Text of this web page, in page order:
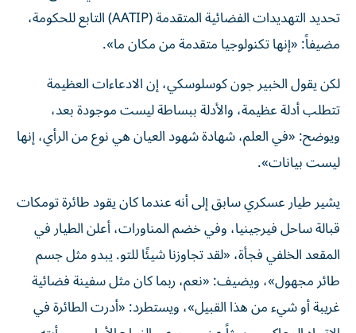
تحديد التهديدات الفضائية المتقدمة (AATIP) التابع للحكومة،
مضيفاً: «إنها تكنولوجيا متقدمة من مكان ما».
لكن يقول الخبير جون كوسلوسكي، إن الادعاءات العظيمة
تتطلب أدلة عظيمة، والأدلة ببساطة ليست موجودة بعد،
ويوضح: «في العلم، شهادة شهود العيان هي نوع من الرأي، إنها
ليست بيانات».
يشير طيار عسكري سابق إلى أنه عندما كان يقود طائرة تومكات
قبالة ساحل فيرجينيا، وفي خضم المناورات، أعلن الطيار في
المقعد الخلفي فجأة، «لقد تجاوزنا شيئًا للتو. يبدو مثل جسم
طائر مجهول»، ويضيف: «نعم، ربما كان مثل سفينة فضائية
غريبة أو شيء من هذا القبيل»، ويستطرد: «أدرت الطائرة في